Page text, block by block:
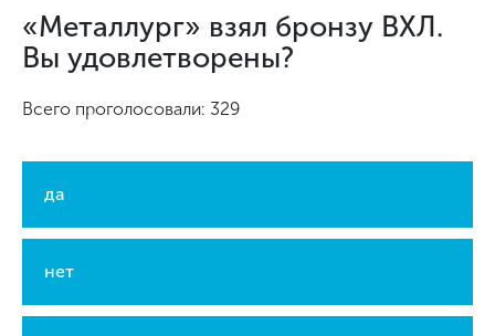
«Металлург» взял бронзу ВХЛ.
Вы удовлетворены?
Всего проголосовали: 329
да
нет